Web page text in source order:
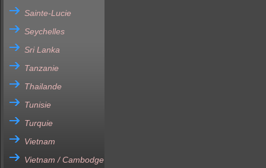
Sainte-Lucie
Seychelles
Sri Lanka
Tanzanie
Thailande
Tunisie
Turquie
Vietnam
Vietnam / Cambodge